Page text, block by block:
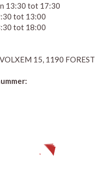
13:30 tot 17:30
tot 13:00
tot 18:00
15, 1190 FOREST